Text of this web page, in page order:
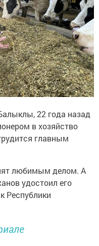
22 года назад
в хозяйство
главным
любимым делом. А
удостоил его
Республики